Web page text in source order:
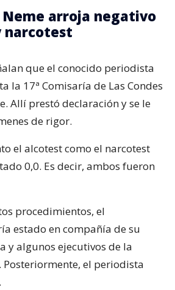
Neme arroja negativo
narcotest
que el conocido periodista
la 17ª Comisaría de Las Condes
Allí prestó declaración y se le
de rigor.
el alcotest como el narcotest
0,0. Es decir, ambos fueron
procedimientos, el
estado en compañía de su
y algunos ejecutivos de la
Posteriormente, el periodista